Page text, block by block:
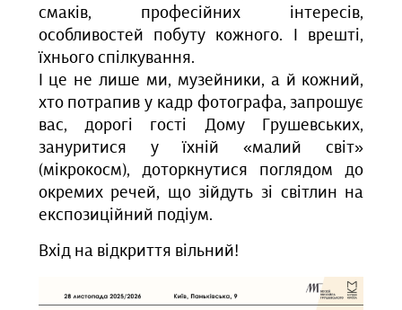
смаків, професійних інтересів,
особливостей побуту кожного. І врешті,
їхнього спілкування.
І це не лише ми, музейники, а й кожний,
хто потрапив у кадр фотографа, запрошує
вас, дорогі гості Дому Грушевських,
зануритися у їхній «малий світ»
(мікрокосм), доторкнутися поглядом до
окремих речей, що зійдуть зі світлин на
експозиційний подіум.
Вхід на відкриття вільний!